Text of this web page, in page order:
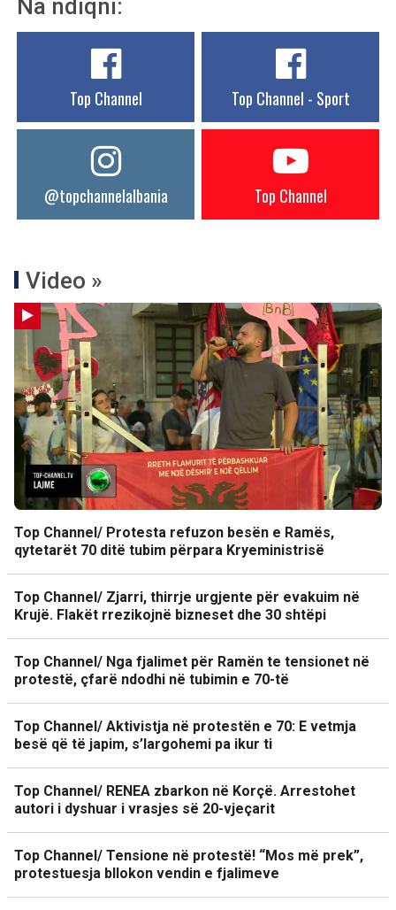
Na ndiqni:
Top Channel Top Channel - Sport
@topchannelalbania Top Channel
Video »
Top Channel/ Protesta refuzon besën e Ramës,
qytetarët 70 ditë tubim përpara Kryeministrisë
Top Channel/ Zjarri, thirrje urgjente për evakuim në
Krujë. Flakët rrezikojnë bizneset dhe 30 shtëpi
Top Channel/ Nga fjalimet për Ramën te tensionet në
protestë, çfarë ndodhi në tubimin e 70-të
Top Channel/ Aktivistja në protestën e 70: E vetmja
besë që të japim, s’largohemi pa ikur ti
Top Channel/ RENEA zbarkon në Korçë. Arrestohet
autori i dyshuar i vrasjes së 20-vjeçarit
Top Channel/ Tensione në protestë! “Mos më prek”,
protestuesja bllokon vendin e fjalimeve